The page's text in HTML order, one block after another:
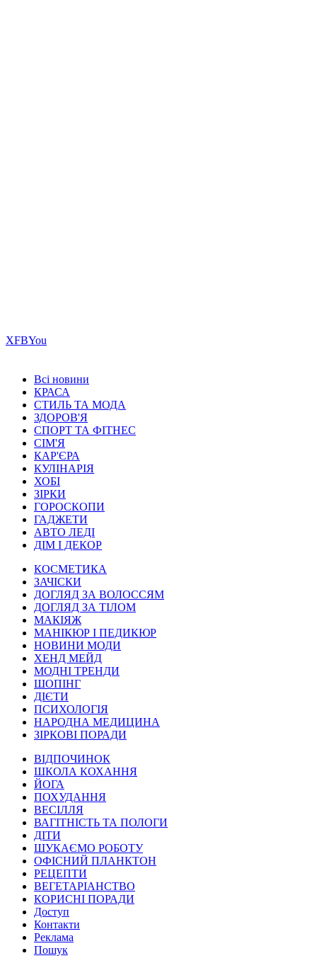
ХFBYou
Всі новини
КРАСА
СТИЛЬ ТА МОДА
ЗДОРОВ'Я
СПОРТ ТА ФІТНЕС
СІМ'Я
КАР'ЄРА
КУЛІНАРІЯ
ХОБІ
ЗІРКИ
ГОРОСКОПИ
ГАДЖЕТИ
АВТО ЛЕДІ
ДІМ І ДЕКОР
КОСМЕТИКА
ЗАЧІСКИ
ДОГЛЯД ЗА ВОЛОССЯМ
ДОГЛЯД ЗА ТІЛОМ
МАКІЯЖ
МАНІКЮР І ПЕДИКЮР
НОВИНИ МОДИ
ХЕНД МЕЙД
МОДНІ ТРЕНДИ
ШОПІНГ
ДІЄТИ
ПСИХОЛОГІЯ
НАРОДНА МЕДИЦИНА
ЗІРКОВІ ПОРАДИ
ВІДПОЧИНОК
ШКОЛА КОХАННЯ
ЙОГА
ПОХУДАННЯ
ВЕСІЛЛЯ
ВАГІТНІСТЬ ТА ПОЛОГИ
ДІТИ
ШУКАЄМО РОБОТУ
ОФІСНИЙ ПЛАНКТОН
РЕЦЕПТИ
ВЕГЕТАРІАНСТВО
КОРИСНІ ПОРАДИ
Доступ
Контакти
Реклама
Пошук